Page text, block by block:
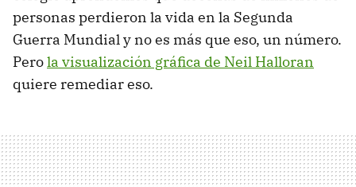
personas perdieron la vida en la Segunda
Guerra Mundial y no es más que eso, un número.
Perola visualización gráfica de Neil Halloran
quiere remediar eso.